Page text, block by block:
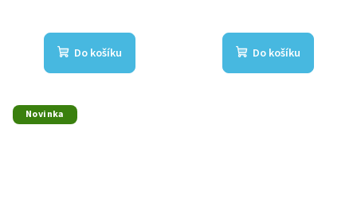
Do košíku Do košíku
Novinka